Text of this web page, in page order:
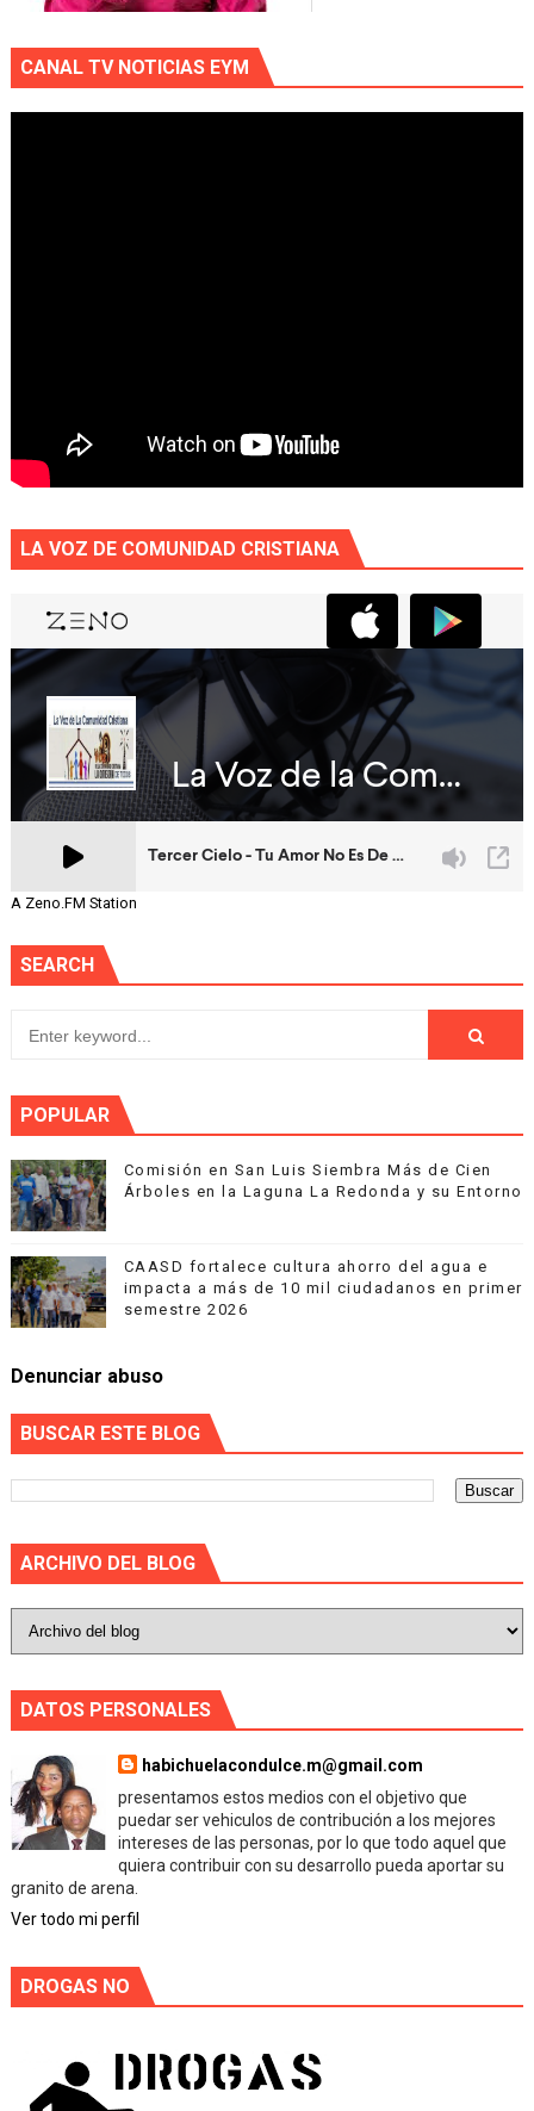
CANAL TV NOTICIAS EYM
LA VOZ DE COMUNIDAD CRISTIANA
A Zeno.FM Station
SEARCH
POPULAR
Comisión en San Luis Siembra Más de Cien
Árboles en la Laguna La Redonda y su Entorno
CAASD fortalece cultura ahorro del agua e
impacta a más de 10 mil ciudadanos en primer
semestre 2026
Denunciar abuso
BUSCAR ESTE BLOG
ARCHIVO DEL BLOG
DATOS PERSONALES
habichuelacondulce.m@gmail.com
presentamos estos medios con el objetivo que
puedar ser vehiculos de contribución a los mejores
intereses de las personas, por lo que todo aquel que
quiera contribuir con su desarrollo pueda aportar su
granito de arena.
Ver todo mi perfil
DROGAS NO